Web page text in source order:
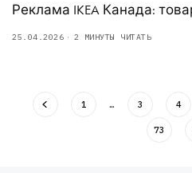
Реклама IKEA Канада:
25.04.2026 2 МИНУТЫ ЧИТАТЬ
1 … 3 4
73